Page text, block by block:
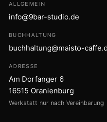
ALLGEMEIN
info@9bar-studio.de
BUCHHALTUNG
buchhaltung@maisto-
ADRESSE
Am Dorfanger 6
16515 Oranienburg
Werkstatt nur nach Vereinbarung